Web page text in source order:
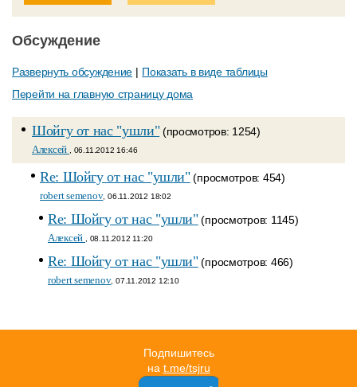
Обсуждение
Развернуть обсуждение | Показать в виде таблицы
Перейти на главную страницу дома
Шойгу от нас "ушли" (просмотров: 1254)
Алексей , 06.11.2012 16:46
Re: Шойгу от нас "ушли" (просмотров: 454)
robert semenov, 06.11.2012 18:02
Re: Шойгу от нас "ушли" (просмотров: 1145)
Алексей , 08.11.2012 11:20
Re: Шойгу от нас "ушли" (просмотров: 466)
robert semenov, 07.11.2012 12:10
Подпишитесь
на t.me/tsjru